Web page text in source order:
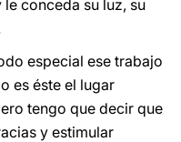
conceda su luz, su
especial ese trabajo
es éste el lugar
tengo que decir que
y estimular